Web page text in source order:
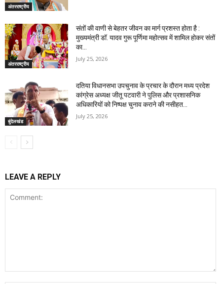
अंतरराष्ट्रीय
अंतरराष्ट्रीय
संतों की वाणी से बेहतर जीवन का मार्ग प्रशस्त होता है :
मुख्यमंत्री डॉ. यादव गुरू पूर्णिमा महोत्सव में शामिल होकर संतों
का...
July 25, 2026
बुंदेलखंड
दतिया विधानसभा उपचुनाव के प्रचार के दौरान मध्य प्रदेश
कांग्रेस अध्यक्ष जीतू पटवारी ने पुलिस और प्रशासनिक
अधिकारियों को निष्पक्ष चुनाव कराने की नसीहत...
July 25, 2026
LEAVE A REPLY